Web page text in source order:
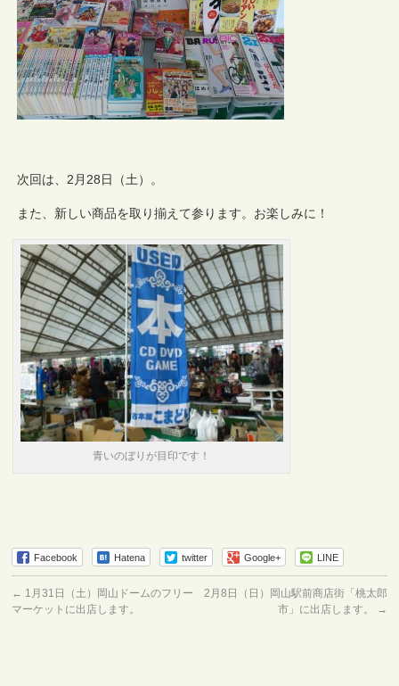
次回は、2月28日（土）。
また、新しい商品を取り揃えて参ります。お楽しみに！
青いのぼりが目印です！
Facebook Hatena twitter Google+ LINE
← 1月31日（土）岡山ドームのフリー
マーケットに出店します。
2月8日（日）岡山駅前商店街「桃太郎
市」に出店します。
→